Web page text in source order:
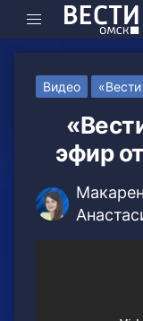
Видео
эфир